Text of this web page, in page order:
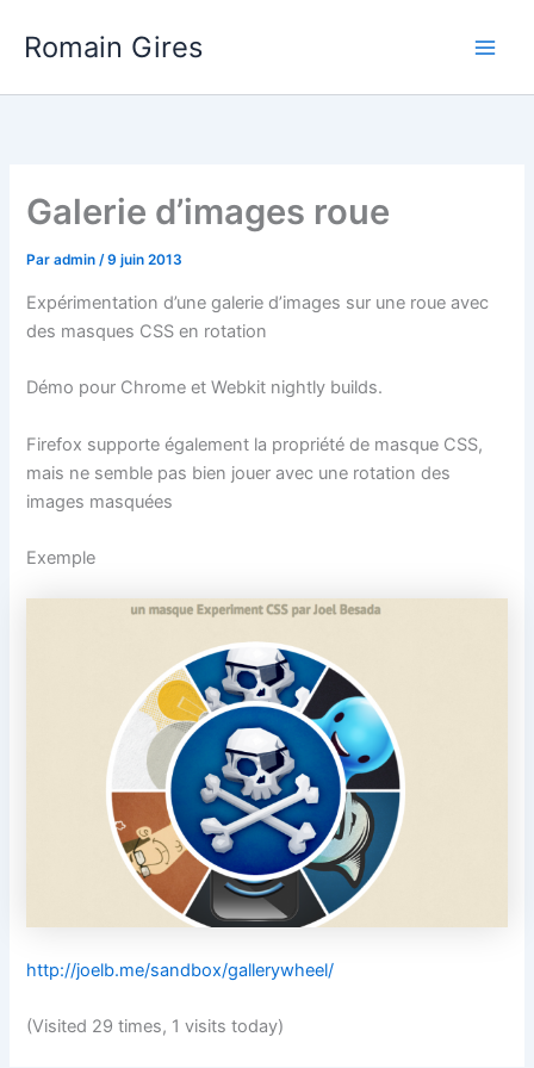
Romain Gires
Galerie d’images roue
Paradmin/9 juin 2013
Expérimentation d’une galerie d’images sur une roue avec
des masques CSS en rotation
Démo pour Chrome et Webkit nightly builds.
Firefox supporte également la propriété de masque CSS,
mais ne semble pas bien jouer avec une rotation des
images masquées
Exemple
http://joelb.me/sandbox/gallerywheel/
(Visited 29 times, 1 visits today)